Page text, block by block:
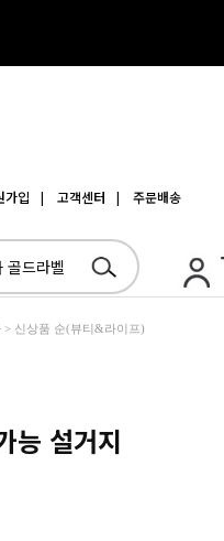
가입 | 고객센터 | 주문배송
> 신상품 순(뷰티&라이프)
능 설거지